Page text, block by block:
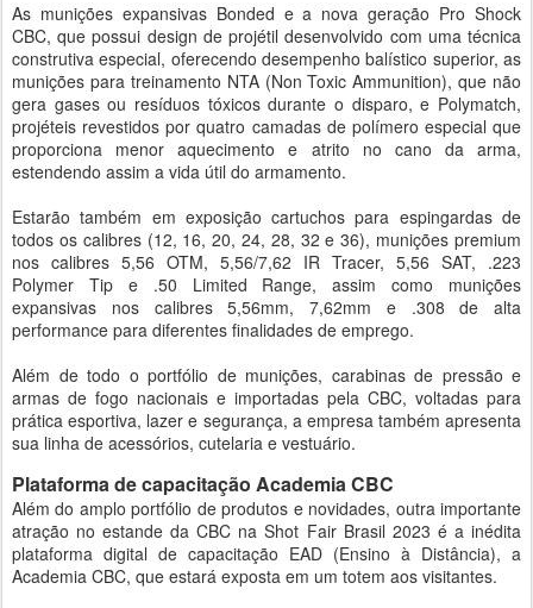
As munições expansivas Bonded e a nova geração Pro Shock
CBC, que possui design de projétil desenvolvido com uma técnica
construtiva especial, oferecendo desempenho balístico superior, as
munições para treinamento NTA (Non Toxic Ammunition), que não
gera gases ou resíduos tóxicos durante o disparo, e Polymatch,
projéteis revestidos por quatro camadas de polímero especial que
proporciona menor aquecimento e atrito no cano da arma,
estendendo assim a vida útil do armamento.
Estarão também em exposição cartuchos para espingardas de
todos os calibres (12, 16, 20, 24, 28, 32 e 36), munições premium
nos calibres 5,56 OTM, 5,56/7,62 IR Tracer, 5,56 SAT, .223
Polymer Tip e .50 Limited Range, assim como munições
expansivas nos calibres 5,56mm, 7,62mm e .308 de alta
performance para diferentes finalidades de emprego.
Além de todo o portfólio de munições, carabinas de pressão e
armas de fogo nacionais e importadas pela CBC, voltadas para
prática esportiva, lazer e segurança, a empresa também apresenta
sua linha de acessórios, cutelaria e vestuário.
Plataforma de capacitação Academia CBC
Além do amplo portfólio de produtos e novidades, outra importante
atração no estande da CBC na Shot Fair Brasil 2023 é a inédita
plataforma digital de capacitação EAD (Ensino à Distância), a
Academia CBC, que estará exposta em um totem aos visitantes.